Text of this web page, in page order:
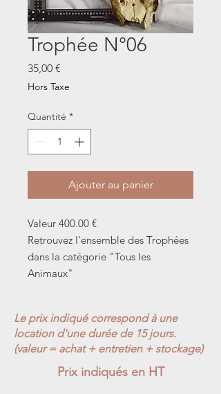
Trophée N°06
35,00 €
Hors Taxe
Quantité *
Ajouter au panier
Valeur 400.00 €
Retrouvez l'ensemble des Trophées
dans la catégorie "Tous les
Animaux"
Le prix indiqué correspond à une
location d'une durée de 15 jours.
(valeur = achat + entretien + stockage)
Prix indiqués en HT